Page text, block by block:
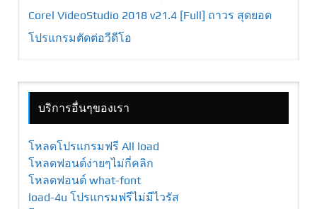
Corel VideoStudio 2018 v21.4 [Full] ถาวร สุดยอด
โปรแกรมตัดต่อวีดีโอ
บริการอื่นๆของเรา
โหลดโปรแกรมฟรี All load
โหลดฟอนต์ง่ายๆไม่กี่คลิก
โหลดฟอนต์ what-font
load-4u โปรแกรมฟรีไม่มีไวรัส